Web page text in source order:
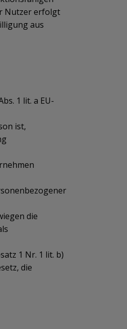
Nutzer erfolgt
aus
1 lit. a EU-
ist,
die
1 Nr. 1 lit. b)
die